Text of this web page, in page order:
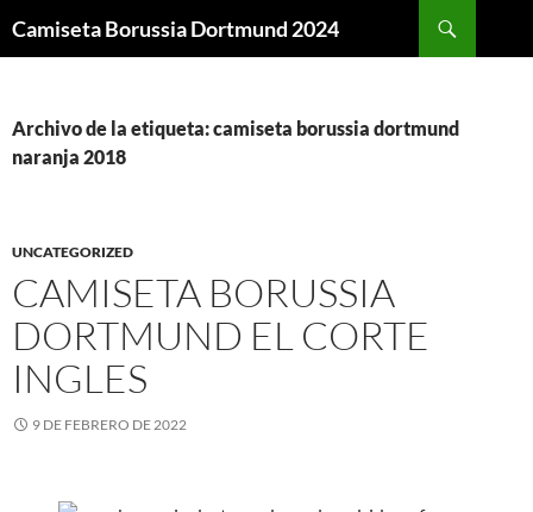
Camiseta Borussia Dortmund 2024
Archivo de la etiqueta: camiseta borussia dortmund
naranja 2018
UNCATEGORIZED
CAMISETA BORUSSIA
DORTMUND EL CORTE
INGLES
9 DE FEBRERO DE 2022